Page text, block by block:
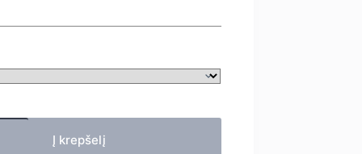
Į krepšelį